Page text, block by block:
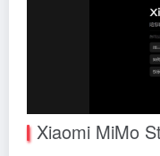
Xiaomi MiMo